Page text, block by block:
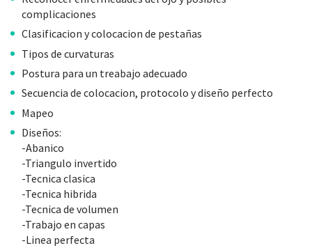
complicaciones
Clasificacion y colocacion de pestañas
Tipos de curvaturas
Postura para un treabajo adecuado
Secuencia de colocacion, protocolo y diseño perfecto
Mapeo
Diseños:
-Abanico
-Triangulo invertido
-Tecnica clasica
-Tecnica hibrida
-Tecnica de volumen
-Trabajo en capas
-Linea perfecta